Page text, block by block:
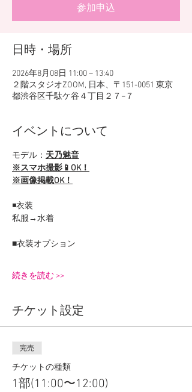
参加申込
日時・場所
2026年8月08日 11:00 – 13:40
２階スタジオZOOM, 日本、〒151-0051 東京
都渋谷区千駄ケ谷４丁目２７−７
イベントについて
モデル： 天乃魅音
※スマホ撮影📱OK！
※画像掲載OK！
◾️衣装
私服→水着
■衣装オプション
続きを読む >>
チケット設定
完売
チケットの種類
1部(11:00〜12:00)